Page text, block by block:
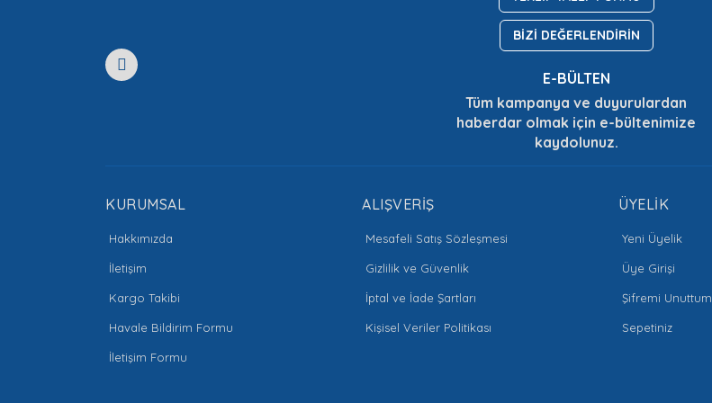
Gönder
BİZİ DEĞERLENDİRİN
E-BÜLTEN
Tüm kampanya ve duyurulardan
haberdar olmak için e-bültenimize
kaydolunuz.
KURUMSAL
Hakkımızda
İletişim
Kargo Takibi
Havale Bildirim Formu
İletişim Formu
ALIŞVERİŞ
Mesafeli Satış Sözleşmesi
Gizlilik ve Güvenlik
İptal ve İade Şartları
Kişisel Veriler Politikası
ÜYELİK
Yeni Üyelik
Üye Girişi
Şifremi Unuttum
Sepetiniz